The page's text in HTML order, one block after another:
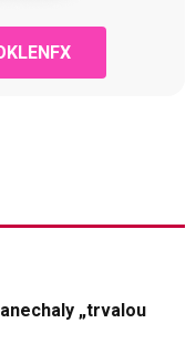
„trvalou